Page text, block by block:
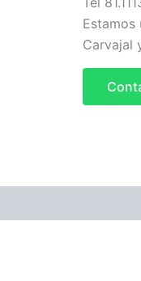
Estamos
Carvajal